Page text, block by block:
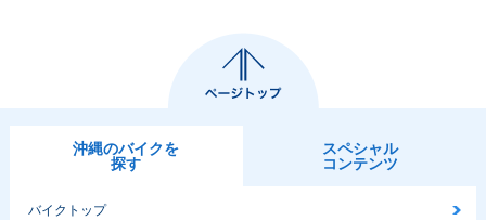
沖縄のバイクを
探す
スペシャル
コンテンツ
バイクトップ